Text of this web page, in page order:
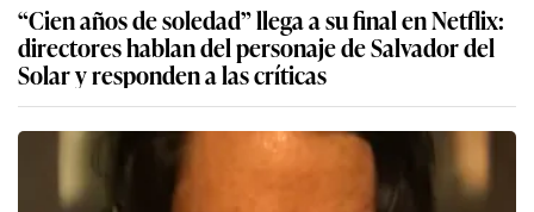
“Cien años de soledad” llega a su final en Netflix:
directores hablan del personaje de Salvador del
Solar y responden a las críticas